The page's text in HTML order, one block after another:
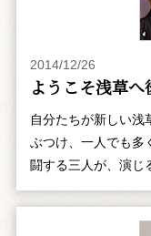
2014/12/26
ようこそ浅草へ
自分たちが新しい
ぶつけ、一人でも多
闘する三人が、演じ